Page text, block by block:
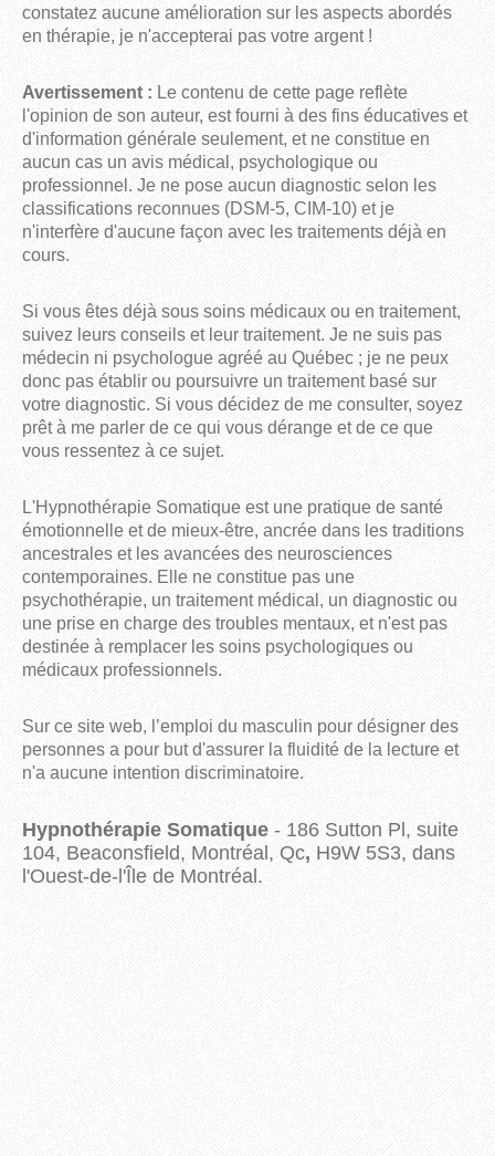
constatez aucune amélioration sur les aspects abordés
en thérapie, je n'accepterai pas votre argent !
Avertissement : Le contenu de cette page reflète
l'opinion de son auteur, est fourni à des fins éducatives et
d'information générale seulement, et ne constitue en
aucun cas un avis médical, psychologique ou
professionnel. Je ne pose aucun diagnostic selon les
classifications reconnues (DSM-5, CIM-10) et je
n'interfère d'aucune façon avec les traitements déjà en
cours.
Si vous êtes déjà sous soins médicaux ou en traitement,
suivez leurs conseils et leur traitement. Je ne suis pas
médecin ni psychologue agréé au Québec ; je ne peux
donc pas établir ou poursuivre un traitement basé sur
votre diagnostic. Si vous décidez de me consulter, soyez
prêt à me parler de ce qui vous dérange et de ce que
vous ressentez à ce sujet.
L'Hypnothérapie Somatique est une pratique de santé
émotionnelle et de mieux-être, ancrée dans les traditions
ancestrales et les avancées des neurosciences
contemporaines. Elle ne constitue pas une
psychothérapie, un traitement médical, un diagnostic ou
une prise en charge des troubles mentaux, et n'est pas
destinée à remplacer les soins psychologiques ou
médicaux professionnels.
Sur ce site web, l’emploi du masculin pour désigner des
personnes a pour but d'assurer la fluidité de la lecture et
n'a aucune intention discriminatoire.
Hypnothérapie Somatique - 186 Sutton Pl, suite
104, Beaconsfield, Montréal, Qc, H9W 5S3, dans
l'Ouest-de-l'Île de Montréal.